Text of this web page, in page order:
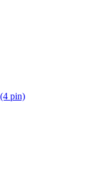
pin)